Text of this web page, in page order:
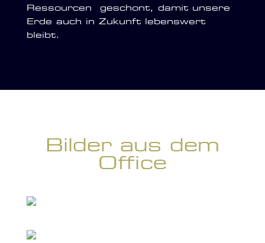
Ressourcen geschont, damit unsere
Erde auch in Zukunft lebenswert
bleibt.
Bilder aus dem
Office